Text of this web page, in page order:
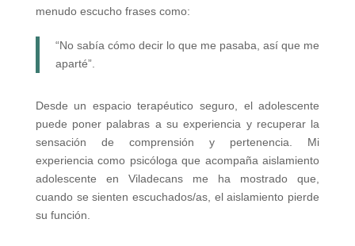
menudo escucho frases como:
“No sabía cómo decir lo que me pasaba, así que me
aparté”.
Desde un espacio terapéutico seguro, el adolescente
puede poner palabras a su experiencia y recuperar la
sensación de comprensión y pertenencia. Mi
experiencia como psicóloga que acompaña aislamiento
adolescente en Viladecans me ha mostrado que,
cuando se sienten escuchados/as, el aislamiento pierde
su función.